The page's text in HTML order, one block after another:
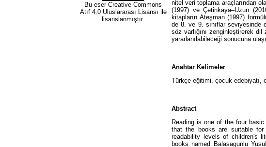
Bu eser Creative Commons
Atıf 4.0 Uluslararası Lisansı ile
lisanslanmıştır.
nitel veri toplama araçlarından
(1997) ve Çetinkaya–Uzun
kitapların Ateşman (1997)
de 8. ve 9. sınıflar seviyesinde
söz varlığını zenginleştirerek
yararlanılabileceği sonucuna
Anahtar Kelimeler
Türkçe eğitimi, çocuk edebiyatı,
Abstract
Reading is one of the four
that the books are suitable
readability levels of children's
books named Balasagunlu